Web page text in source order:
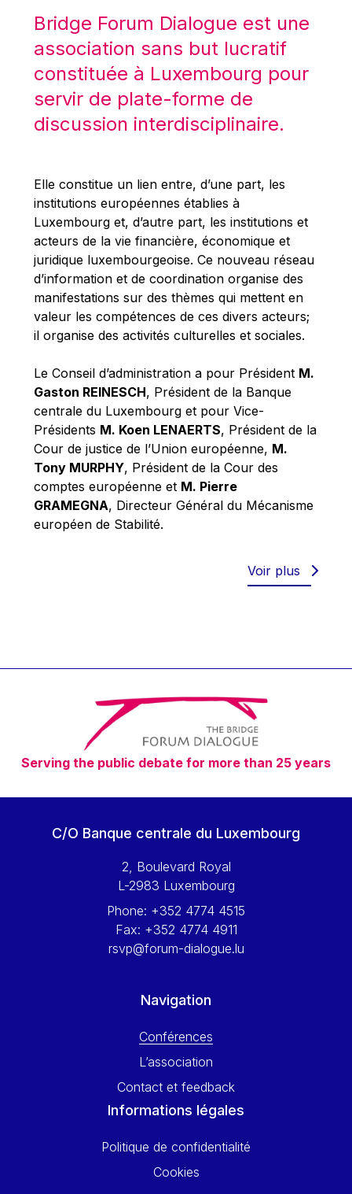
Mario Centeno
Mario Monti
Maroš ŠEFČOVIČ
Martin Bailey
Martine Reicherts
Michael Sohlman
Michel Goedert
Mireille Delmas-Marty
Nobuo Tanaka
Otmar Issing
Paolo Mengozzi
Paschal Donohoe
Pat Cox
Patrizia Nanz
Philippe Maystadt
Pierre Gramegna
Richard Pelly
Robert Goebbels
Robert REYNDERS
Timothy Radcliffe
Vaclav Klaus
Vassilios Skouris
Vítor Manuel da Silva Caldeira
Viviane Reding
Walter Hagg
Wolfgang Ketterle
Yossi Beillin
Yves FRANCHET
Bridge Forum Dialogue est une
association sans but lucratif
constituée à Luxembourg pour
servir de plate-forme de
discussion interdisciplinaire.
Elle constitue un lien entre, d’une part, les
institutions européennes établies à
Luxembourg et, d’autre part, les institutions et
acteurs de la vie financière, économique et
juridique luxembourgeoise. Ce nouveau réseau
d’information et de coordination organise des
manifestations sur des thèmes qui mettent en
valeur les compétences de ces divers acteurs;
il organise des activités culturelles et sociales.
Le Conseil d’administration a pour Président M.
Gaston REINESCH, Président de la Banque
centrale du Luxembourg et pour Vice-
Présidents M. Koen LENAERTS, Président de la
Cour de justice de l’Union européenne, M.
Tony MURPHY, Président de la Cour des
comptes européenne et M. Pierre
GRAMEGNA, Directeur Général du Mécanisme
européen de Stabilité.
Voir plus
Serving the public debate for more than 25 years
C/O Banque centrale du Luxembourg
2, Boulevard Royal
L-2983 Luxembourg
Phone: +352 4774 4515
Fax: +352 4774 4911
rsvp@forum-dialogue.lu
Navigation
Conférences
L’association
Contact et feedback
Informations légales
Politique de confidentialité
Cookies